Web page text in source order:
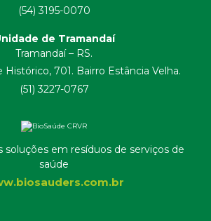
(54) 3195-0070
de Tramandaí
Tramandaí – RS.
Histórico, 701. Bairro Estância Velha.
(51) 3227-0767
soluções em resíduos de serviços de
saúde